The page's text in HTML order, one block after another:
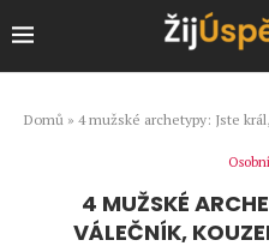
Domů » 4 mužské archetypy: Jste
4 MUŽSKÉ
VÁLEČNÍK,